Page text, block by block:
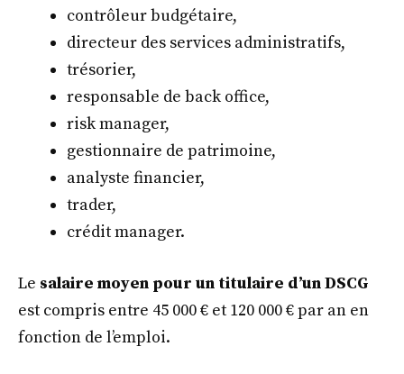
contrôleur budgétaire,
directeur des services administratifs,
trésorier,
responsable de back office,
risk manager,
gestionnaire de patrimoine,
analyste financier,
trader,
crédit manager.
Le salaire moyen pour un titulaire d’un DSCG
est compris entre 45 000 € et 120 000 € par an en
fonction de l’emploi.